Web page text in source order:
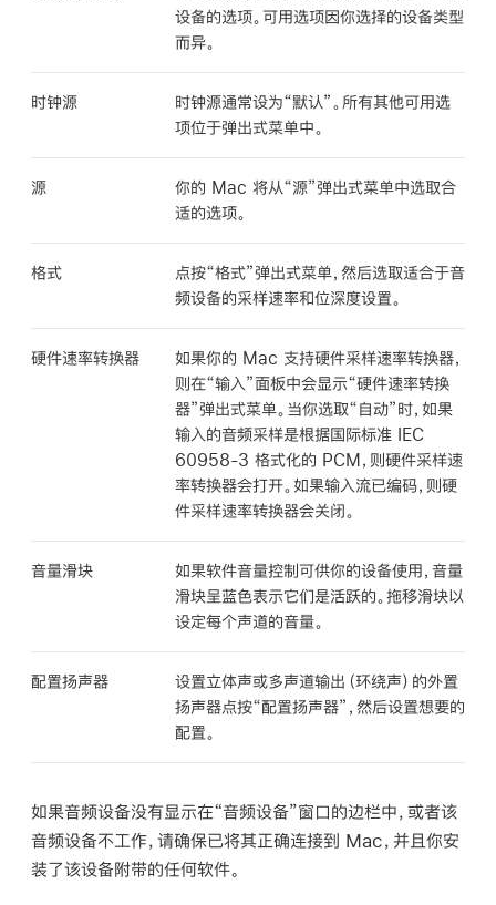
设备的选项。可用选项因你选择的设备类型
而异。
时钟源
时钟源通常设为“默认”。所有其他可用选
项位于弹出式菜单中。
源
你的 Mac 将从“源”弹出式菜单中选取合
适的选项。
格式
点按“格式”弹出式菜单，然后选取适合于音
频设备的采样速率和位深度设置。
硬件速率转换器
如果你的 Mac 支持硬件采样速率转换器，
则在“输入”面板中会显示“硬件速率转换
器”弹出式菜单。当你选取“自动”时，如果
输入的音频采样是根据国际标准 IEC
60958-3 格式化的 PCM，则硬件采样速
率转换器会打开。如果输入流已编码，则硬
件采样速率转换器会关闭。
音量滑块
如果软件音量控制可供你的设备使用，音量
滑块呈蓝色表示它们是活跃的。拖移滑块以
设定每个声道的音量。
配置扬声器
设置立体声或多声道输出（环绕声）的外置
扬声器点按“配置扬声器”，然后设置想要的
配置。
如果音频设备没有显示在“音频设备”窗口的边栏中，或者该
音频设备不工作，请确保已将其正确连接到 Mac，并且你安
装了该设备附带的任何软件。